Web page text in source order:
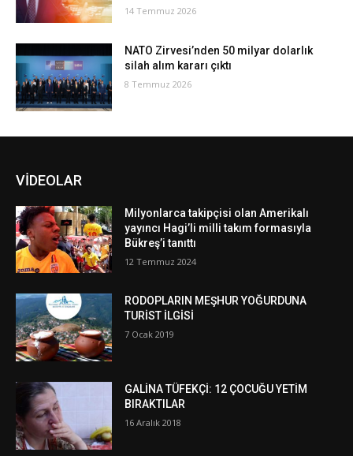
14 Temmuz 2026
NATO Zirvesi’nden 50 milyar dolarlık
silah alım kararı çıktı
8 Temmuz 2026
VİDEOLAR
Milyonlarca takipçisi olan Amerikalı
yayıncı Hagi’li milli takım formasıyla
Bükreş’i tanıttı
12 Temmuz 2024
RODOPLARIN MEŞHUR YOĞURDUNA
TURİST İLGİSİ
7 Ocak 2019
GALİNA TÜFEKÇİ: 12 ÇOCUĞU YETİM
BIRAKTILAR
16 Aralık 2018